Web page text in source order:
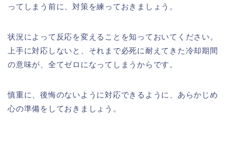
ってしまう前に、対策を練っておきましょう。
状況によって反応を変えることを知っておいてください。
上手に対応しないと、それまで必死に耐えてきた冷却期間
の意味が、全てゼロになってしまうからです。
慎重に、後悔のないように対応できるように、あらかじめ
心の準備をしておきましょう。